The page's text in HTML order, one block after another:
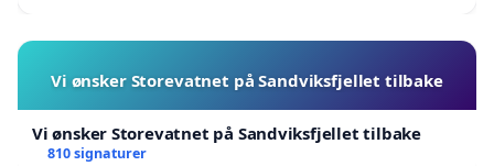
Vi ønsker Storevatnet på Sandviksfjellet tilbake
Vi ønsker Storevatnet på Sandviksfjellet tilbake
810 signaturer